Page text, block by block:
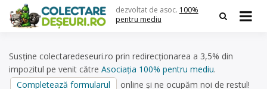
content
dezvoltat de asoc. 100%
pentru mediu
Susține colectaredeseuri.ro prin redirecționarea a 3,5% din
impozitul pe venit către Asociația 100% pentru mediu.
Completează formularul
online și ne ocupăm noi de restul!